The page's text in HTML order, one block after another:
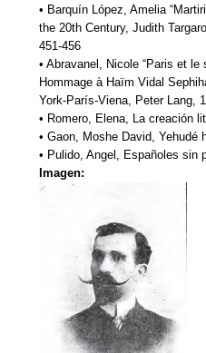
• Barquín López, Amelia
the 20th Century, Judith
451-456
• Abravanel, Nicole “Paris et
Hommage à Haïm Vidal
York-París-Viena, Peter Lang,
• Romero, Elena, La creación
• Gaon, Moshe David,
• Pulido, Angel, Españoles sin
Imagen: